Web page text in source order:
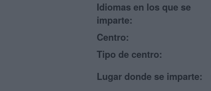
Idiomas en los que se
imparte:
Centro:
Tipo de centro:
Lugar donde se imparte: